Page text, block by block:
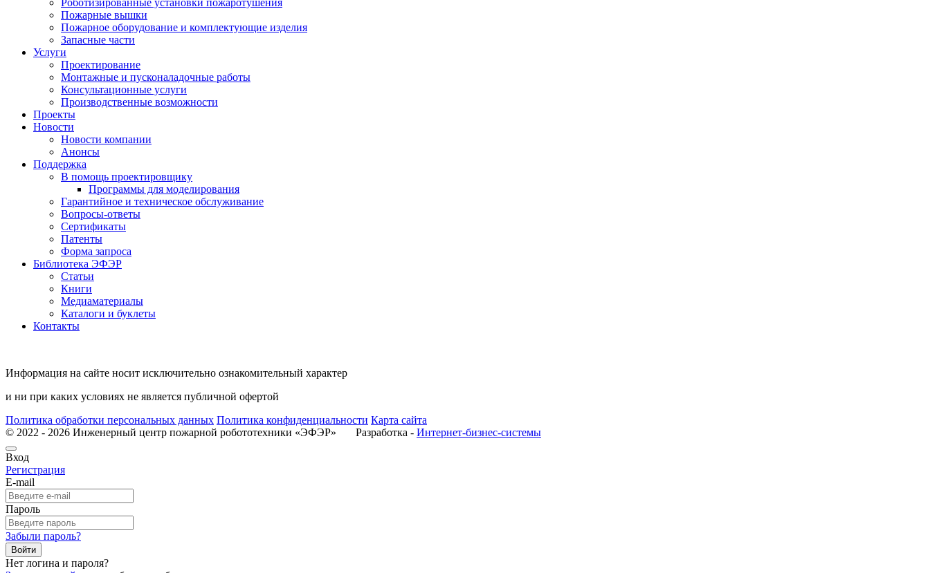
Роботизированные установки пожаротушения
Пожарные вышки
Пожарное оборудование и комплектующие изделия
Запасные части
Услуги
Проектирование
Монтажные и пусконаладочные работы
Консультационные услуги
Производственные возможности
Проекты
Новости
Новости компании
Анонсы
Поддержка
В помощь проектировщику
Программы для моделирования
Гарантийное и техническое обслуживание
Вопросы-ответы
Сертификаты
Патенты
Форма запроса
Библиотека ЭФЭР
Статьи
Книги
Медиаматериалы
Каталоги и буклеты
Контакты
Информация на сайте носит исключительно ознакомительный характер
и ни при каких условиях не является публичной офертой
Политика обработки персональных данных Политика конфиденциальности Карта сайта
© 2022 - 2026 Инженерный центр пожарной робототехники «ЭФЭР» Разработка - Интернет-бизнес-системы
Вход
Регистрация
E-mail
Пароль
Забыли пароль?
Войти
Нет логина и пароля?